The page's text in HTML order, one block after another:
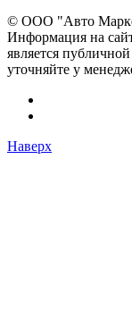
© OOO "Авто
Информация на
является
уточняйте у
Наверх